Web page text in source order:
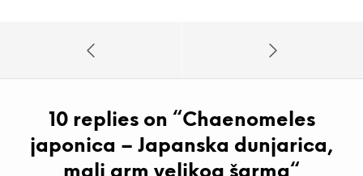
10 replies on “Chaenomeles
japonica – Japanska dunjarica,